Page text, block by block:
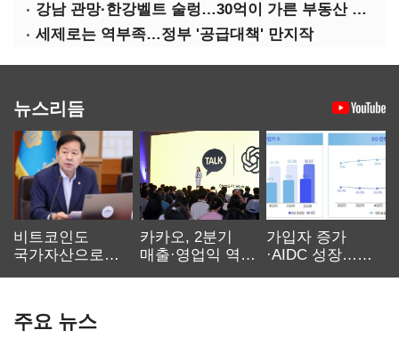
강남 관망·한강벨트 술렁…30억이 가른 부동산 민심
세제로는 역부족…정부 '공급대책' 만지작
뉴스리듬
비트코인도
국가자산으로…'
카카오, 2분기
매출·영업익 역대
가입자 증가
·AIDC 성장…
주요 뉴스